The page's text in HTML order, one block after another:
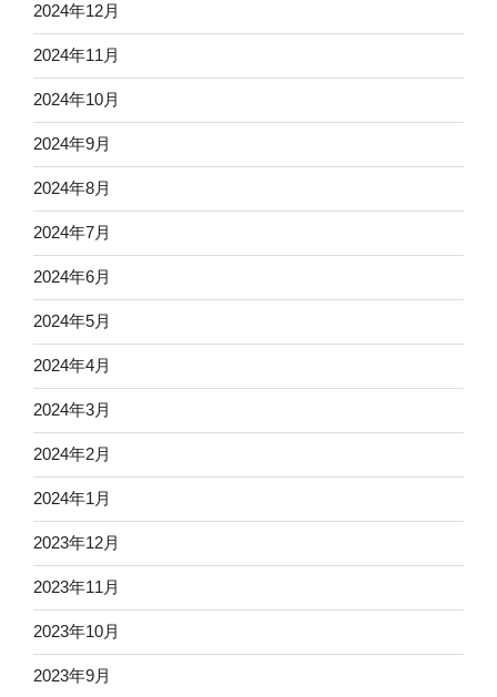
2024年12月
2024年11月
2024年10月
2024年9月
2024年8月
2024年7月
2024年6月
2024年5月
2024年4月
2024年3月
2024年2月
2024年1月
2023年12月
2023年11月
2023年10月
2023年9月